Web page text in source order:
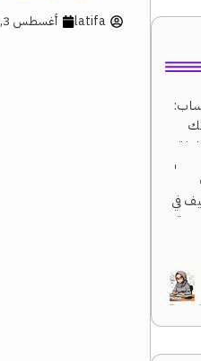
latifa أغسطس 3, 2025